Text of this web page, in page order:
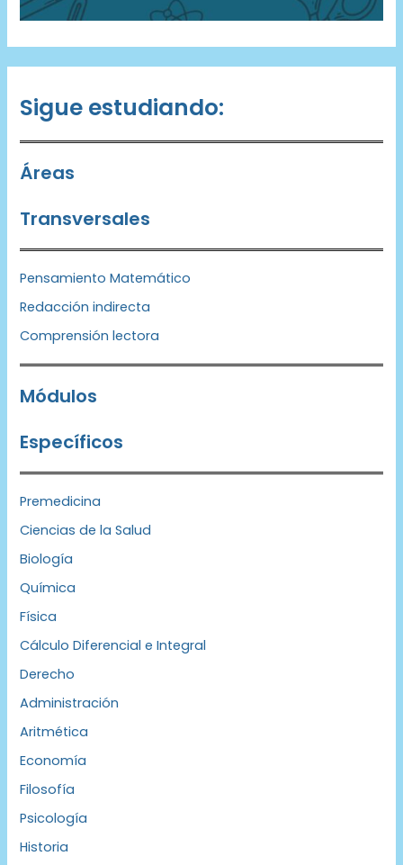
Sigue estudiando:
Áreas
Transversales
Pensamiento Matemático
Redacción indirecta
Comprensión lectora
Módulos
Específicos
Premedicina
Ciencias de la Salud
Biología
Química
Física
Cálculo Diferencial e Integral
Derecho
Administración
Aritmética
Economía
Filosofía
Psicología
Historia